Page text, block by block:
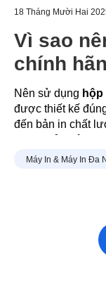
18 Tháng Mười Hai
Vì sao
chính
Nên sử dụng
được thiết kế
đến bản in chất
giúp máy vận
Máy In & Máy In Đa